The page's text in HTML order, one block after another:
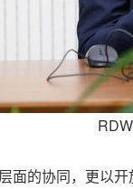
面的协同，更以